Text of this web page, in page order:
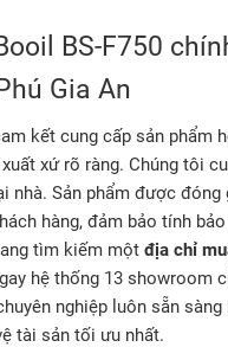
BS-F750
Gia An
kết cung cấp sản phẩm
xứ rõ ràng. Chúng tôi
nhà. Sản phẩm được
hàng, đảm bảo tính
tìm kiếm một địa chỉ
hệ thống 13 showroom
nghiệp luôn sẵn
tài sản tối ưu nhất.